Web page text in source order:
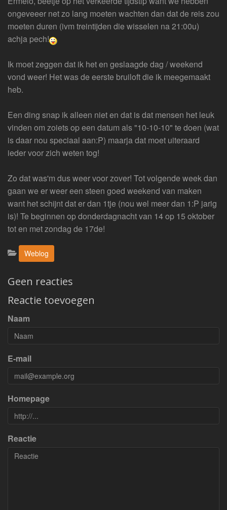
ongeveeer net zo lang moeten wachten dan dat de reis zou
moeten duren (ivm treintijden die wisselen na 21:00u)
achja pech!
Ik moet zeggen dat ik het en geslaagde dag / weekend
vond weer! Het was de eerste bruiloft die ik meegemaakt
heb.
Een ding snap ik alleen niet en dat is dat mensen het leuk
vinden om zoiets op een datum als "10-10-10" te doen (wat
is daar nou speciaal aan:P) maarja dat moet uiteraard
ieder voor zich weten tog!
Zo dat was'm dus weer voor zover! Tot volgende week dan
gaan we er weer een steen goed weekend van maken
want het schijnt dat er dan 1tje (nou wel meer dan 1:P jarig
is)! Te beginnen op donderdagnacht van 14 op 15 oktober
tot en met zondag de 17de!
Categorieën:
Weblog
Geen reacties
Reactie toevoegen
Naam
E-mail
Homepage
Reactie